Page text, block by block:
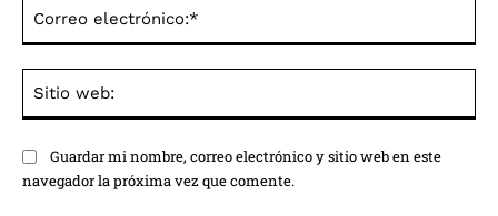
Guardar mi nombre, correo electrónico y sitio web en este
navegador la próxima vez que comente.